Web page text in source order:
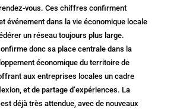
vous. Ces chiffres confirment
événement dans la vie économique locale
un réseau toujours plus large.
donc sa place centrale dans la
économique du territoire de
aux entreprises locales un cadre
et de partage d’expériences. La
déjà très attendue, avec de nouveaux